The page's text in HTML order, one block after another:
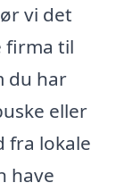
vi det
firma til
du har
eller
fra lokale
have